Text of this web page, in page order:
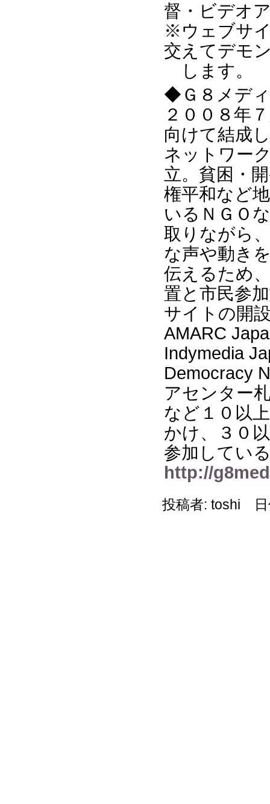
督・ビデオ
※ウェブサ
交えてデモ
します。
◆Ｇ８メデ
２００８年
向けて結成
ネットワー
立。貧困・
権平和など
いるＮＧＯ
取りながら
な声や動き
伝えるため
置と市民参
サイトの開
AMARC
Indymedia
Democracy
アセンター
など１０以
かけ、３０
参加してい
http://
投稿者: toshi 日